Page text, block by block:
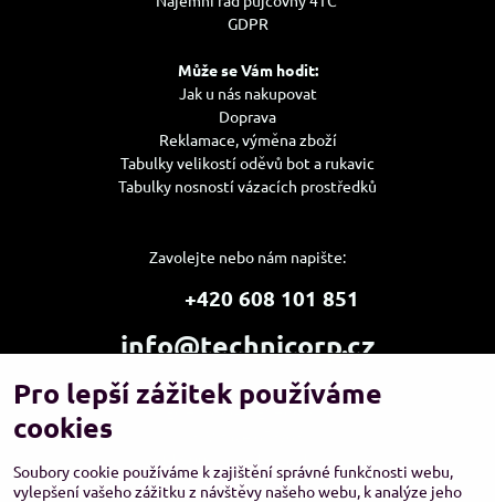
GDPR
Může se Vám hodit:
Jak u nás nakupovat
Doprava
Reklamace, výměna zboží
Tabulky velikostí oděvů bot a rukavic
Tabulky nosností vázacích prostředků
Zavolejte nebo nám napište:
+420 608 101 851
info@technicorp.cz
Showroom a výdejní místo:
TECHNICORP ESHOP s.r.o.
Pro lepší zážitek používáme
cookies
Soubory cookie používáme k zajištění správné funkčnosti webu,
vylepšení vašeho zážitku z návštěvy našeho webu, k analýze jeho